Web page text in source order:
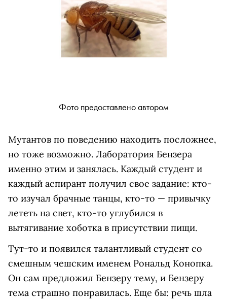
Фото предоставлено автором
Мутантов по поведению находить посложнее,
но тоже возможно. Лаборатория Бензера
именно этим и занялась. Каждый студент и
каждый аспирант получил свое задание: кто-
то изучал брачные танцы, кто-то — привычку
лететь на свет, кто-то углубился в
вытягивание хоботка в присутствии пищи.
Тут-то и появился талантливый студент со
смешным чешским именем Рональд Конопка.
Он сам предложил Бензеру тему, и Бензеру
тема страшно понравилась. Еще бы: речь шла